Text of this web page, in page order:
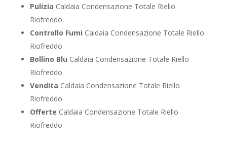
Pulizia Caldaia Condensazione Totale Riello
Riofreddo
Controllo Fumi Caldaia Condensazione Totale Riello
Riofreddo
Bollino Blu Caldaia Condensazione Totale Riello
Riofreddo
Vendita Caldaia Condensazione Totale Riello
Riofreddo
Offerte Caldaia Condensazione Totale Riello
Riofreddo